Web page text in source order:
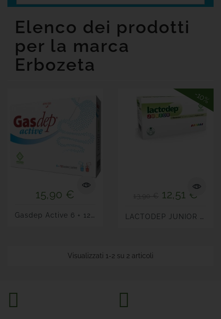
Tutte
Marche
Elenco dei prodotti
per la marca
Erbozeta
15,90 €
G
Asdep Active 6 + 12 Bustine
-10%
12,51 €
L
ACTODEP JUNIOR 8 Flaconcni
Visualizzati 1-2 su 2 articoli